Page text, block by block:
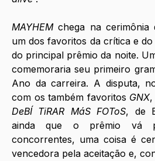
MAYHEM chega na cerimônia
um dos favoritos da crítica e
do principal prêmio da noite.
comemoraria seu primeiro
Ano da carreira. A disputa,
com os também favoritos GNX
DeBÍ TiRAR MáS FOToS, de
ainda que o prêmio vá
concorrentes, uma coisa é
vencedora pela aceitação e,